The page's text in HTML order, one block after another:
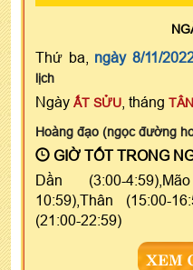
Thứ ba, ngày 8/11/
lịch
Ngày ẤT SỬU , tháng
Hoàng đạo (ngọc đường
GIỜ TỐT TRONG
Dần (3:00-
10:59),Thân (15:00-
(21:00-22:59)
XEM